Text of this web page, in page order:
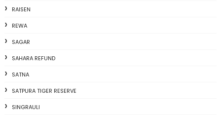
RAISEN
REWA
SAGAR
SAHARA REFUND
SATNA
SATPURA TIGER RESERVE
SINGRAULI